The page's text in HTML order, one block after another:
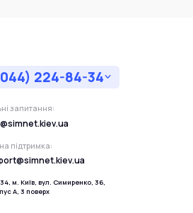
224-84-34
запитання:
підтримка:
м. Київ, вул. Симиренко, 36,
А, 3 поверх